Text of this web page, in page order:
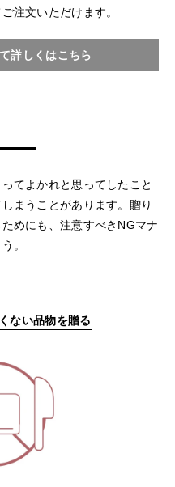
注文いただけます。
詳しくはこちら
てよかれと思ってしたこと
まうことがあります。贈り
めにも、注意すべきNGマナ
。
ない品物を贈る